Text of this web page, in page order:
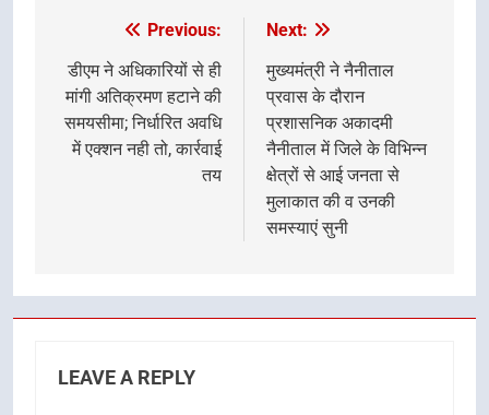
navigation
Previous:
डीएम ने अधिकारियों से ही
मांगी अतिक्रमण हटाने की
समयसीमा; निर्धारित अवधि
में एक्शन नही तो, कार्रवाई
तय
Next:
मुख्यमंत्री ने नैनीताल
प्रवास के दौरान
प्रशासनिक अकादमी
नैनीताल में जिले के विभिन्न
क्षेत्रों से आई जनता से
मुलाकात की व उनकी
समस्याएं सुनी
LEAVE A REPLY